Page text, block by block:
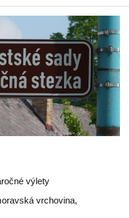
výlety
vrchovina,